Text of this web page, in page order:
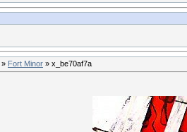
» Fort Minor » x_be70af7a